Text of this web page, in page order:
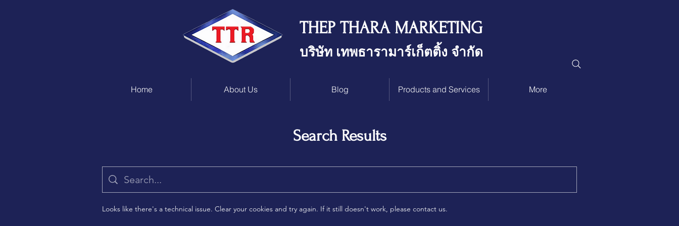
THEP THARA MARKETING
บริษัท เทพธารามาร์เก็ตติ้ง จำกัด
Home About Us Blog Products and Services More
Search Results
Looks like there's a technical issue. Clear your cookies and try again. If it still doesn't work, please contact us.